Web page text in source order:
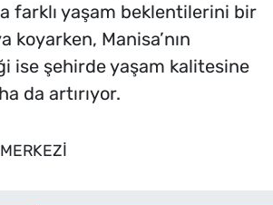
farklı yaşam beklentilerini bir
koyarken, Manisa’nın
ise şehirde yaşam kalite­sine
da artırıyor.